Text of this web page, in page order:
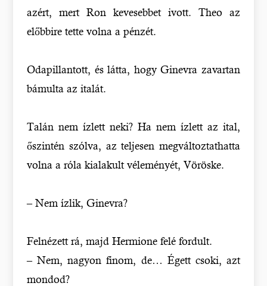
azért, mert Ron kevesebbet ivott. Theo az
előbbire tette volna a pénzét.
Odapillantott, és látta, hogy Ginevra zavartan
bámulta az italát.
Talán nem ízlett neki? Ha nem ízlett az ital,
őszintén szólva, az teljesen megváltoztathatta
volna a róla kialakult véleményét, Vöröske.
– Nem ízlik, Ginevra?
Felnézett rá, majd Hermione felé fordult.
– Nem, nagyon finom, de… Égett csoki, azt
mondod?